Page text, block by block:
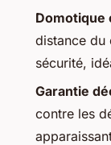
Domotique
distance du
sécurité,
Garantie
contre les